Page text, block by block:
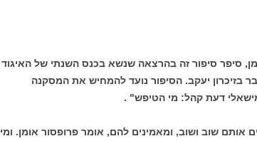
סיפר סיפור זה בהרצאה שנשא בכנס השנתי של האיגוד
יעקב. הסיפור נועד להמחיש את המסקנה
דעת קהל: מי הטיפש" .
אותם שוב ושוב, ומאמינים להם, אומר פרופסור אומן. ומי